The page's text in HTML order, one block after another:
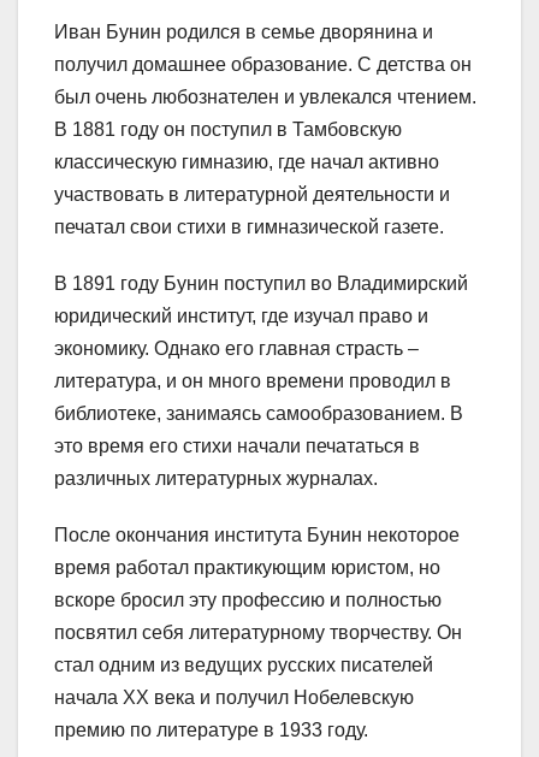
Иван Бунин родился в семье дворянина и
получил домашнее образование. С детства он
был очень любознателен и увлекался чтением.
В 1881 году он поступил в Тамбовскую
классическую гимназию, где начал активно
участвовать в литературной деятельности и
печатал свои стихи в гимназической газете.
В 1891 году Бунин поступил во Владимирский
юридический институт, где изучал право и
экономику. Однако его главная страсть –
литература, и он много времени проводил в
библиотеке, занимаясь самообразованием. В
это время его стихи начали печататься в
различных литературных журналах.
После окончания института Бунин некоторое
время работал практикующим юристом, но
вскоре бросил эту профессию и полностью
посвятил себя литературному творчеству. Он
стал одним из ведущих русских писателей
начала XX века и получил Нобелевскую
премию по литературе в 1933 году.